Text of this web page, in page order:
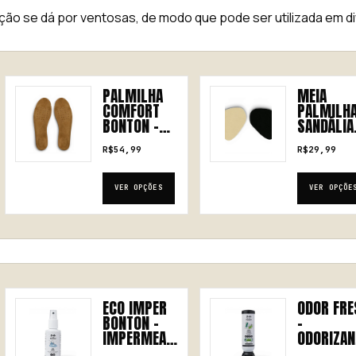
se dá por ventosas, de modo que pode ser utilizada em
PALMILHA
COMFORT
BONTON –
ALTO
CONFORTO E
ESTABILIDAD
E AO ANDAR
R$54,99
VER OPÇÕES
Este produto tem várias variantes. As opções podem ser
MEIA
SANDÁLIA
BONTON –
AJUSTE
PARA
CALÇADOS
R$29,99
VER OPÇÕES
Este produto tem várias
ECO IMPER
BONTON –
IMPERMEABI
ODOR
–